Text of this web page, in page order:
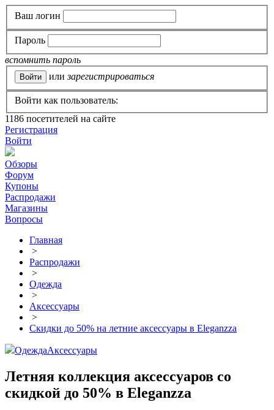
Ваш логин
Пароль
вспомнить пароль
или зарегистрироваться
Войти как пользователь:
1186 посетителей на сайте
Регистрация
Войти
Обзоры
Форум
Купоны
Распродажи
Магазины
Вопросы
Главная
>
Распродажи
>
Одежда
>
Аксессуары
>
Скидки до 50% на летние аксессуары в Eleganzza
ОдеждаАксессуары
Летняя коллекция аксессуаров со
скидкой до 50% в Eleganzza